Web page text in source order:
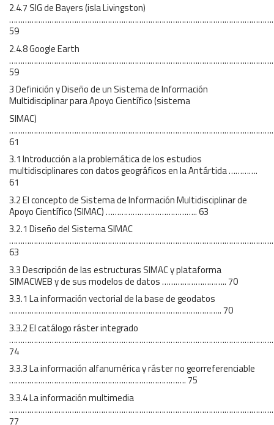
2.4.7 SIG de Bayers (isla Livingston)
59
2.4.8 Google Earth
59
3 Definición y Diseño de un Sistema de Información
Multidisciplinar para Apoyo Científico (sistema
SIMAC)
61
3.1 Introducción a la problemática de los estudios
multidisciplinares con datos geográficos en la Antártida ………….
61
3.2 El concepto de Sistema de Información Multidisciplinar de
Apoyo Científico (SIMAC) ………………………………….. 63
3.2.1 Diseño del Sistema SIMAC
63
3.3 Descripción de las estructuras SIMAC y plataforma
SIMACWEB y de sus modelos de datos ……………………….. 70
3.3.1 La información vectorial de la base de geodatos
………………………………………………………………………………….. 70
3.3.2 El catálogo ráster integrado
74
3.3.3 La información alfanumérica y ráster no georreferenciable
……………………………………………………………………. 75
3.3.4 La información multimedia
77